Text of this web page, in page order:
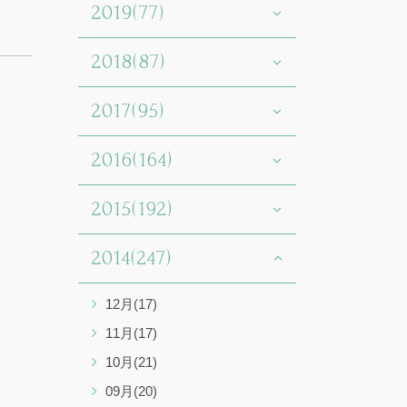
2019(77)
2018(87)
2017(95)
2016(164)
2015(192)
2014(247)
12月(17)
11月(17)
10月(21)
09月(20)